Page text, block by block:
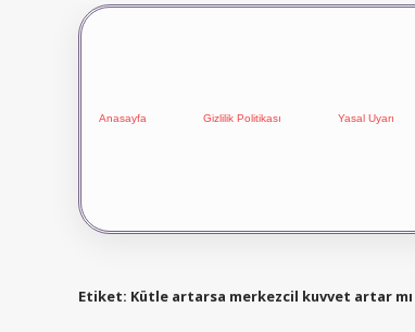
Anasayfa Gizlilik Politikası Yasal Uyarı
Etiket: Kütle artarsa merkezcil kuvvet artar mı